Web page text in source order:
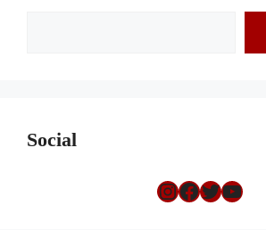
Social
Instagram
Facebook
Twitter